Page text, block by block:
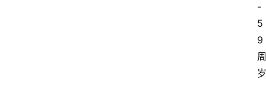
-
5
9
周
岁